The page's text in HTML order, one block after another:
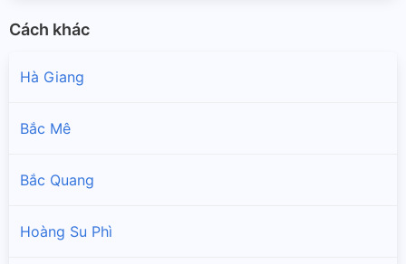
Cách khác
Hà Giang
Bắc Mê
Bắc Quang
Hoàng Su Phì